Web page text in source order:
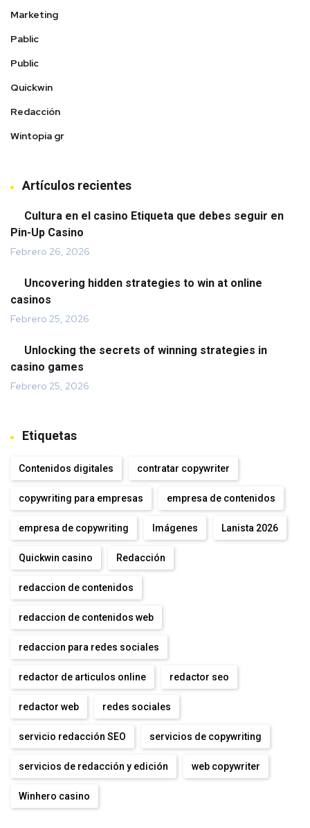
Marketing
Pablic
Public
Quickwin
Redacción
Wintopia gr
Artículos recientes
Cultura en el casino Etiqueta que debes seguir en
Pin-Up Casino
Febrero 26, 2026
Uncovering hidden strategies to win at online
casinos
Febrero 25, 2026
Unlocking the secrets of winning strategies in
casino games
Febrero 25, 2026
Etiquetas
Contenidos digitales contratar copywriter
copywriting para empresas empresa de contenidos
empresa de copywriting Imágenes Lanista 2026
Quickwin casino Redacción
redaccion de contenidos
redaccion de contenidos web
redaccion para redes sociales
redactor de articulos online redactor seo
redactor web redes sociales
servicio redacción SEO servicios de copywriting
servicios de redacción y edición web copywriter
Winhero casino